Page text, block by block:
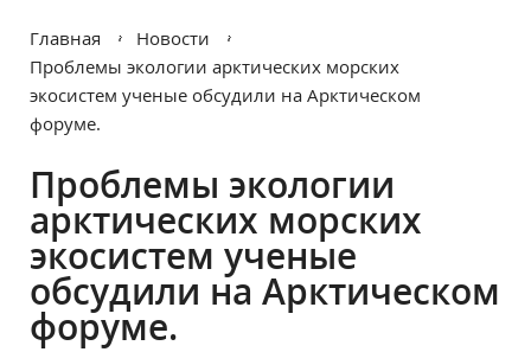
Главная
Новости
Проблемы экологии арктических морских
экосистем ученые обсудили на Арктическом
форуме.
Проблемы экологии
арктических морских
экосистем ученые
обсудили на Арктическом
форуме.